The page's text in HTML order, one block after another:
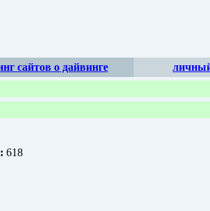
сайтов о дайвинге
618